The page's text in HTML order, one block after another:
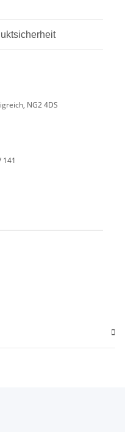
NG2 4DS
141